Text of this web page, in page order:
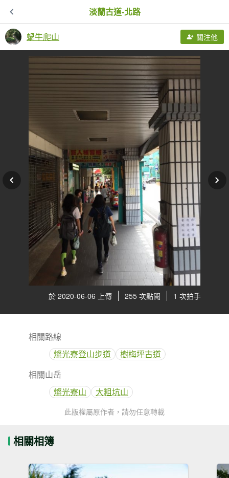
淡蘭古道-北路
蝸牛爬山 關注他
於 2020-06-06 上傳 255 次點閱 1 次拍手
相關路線
燦光寮登山步道
樹梅坪古道
相關山岳
燦光寮山
大粗坑山
此版權屬原作者，請勿任意轉載
相關相簿